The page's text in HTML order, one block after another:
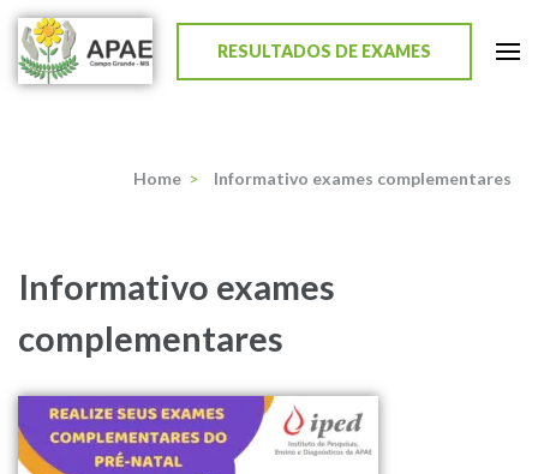
APAE de Campo Grande
RESULTADOS DE EXAMES
Home > Informativo exames complementares
Informativo exames
complementares